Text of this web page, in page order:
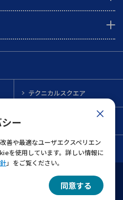
ー
善や最適なユーザエクスペリエン
を使用しています。詳しい情報に
」をご覧ください。
同意する
テクニカルスクエア
個人情報保護について
All Rights Reserved.